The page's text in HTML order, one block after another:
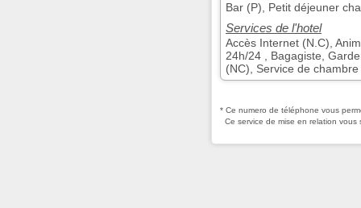
Bar (P), Petit déjeuner
Services de l'hotel
Accès Internet (N.C),
24h/24 , Bagagiste,
(NC), Service de chambre
* Ce numero de téléphone vous
Ce service de mise en relation